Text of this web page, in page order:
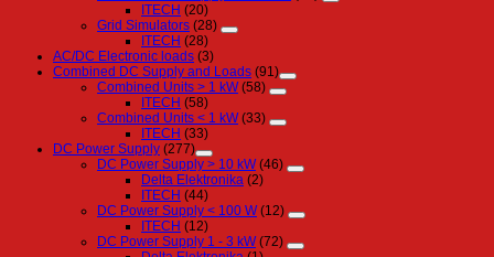
ITECH (20)
Grid Simulators (28)
ITECH (28)
AC/DC Electronic loads (3)
Combined DC Supply and Loads (91)
Combined Units > 1 kW (58)
ITECH (58)
Combined Units < 1 kW (33)
ITECH (33)
DC Power Supply (277)
DC Power Supply > 10 kW (46)
Delta Elektronika (2)
ITECH (44)
DC Power Supply < 100 W (12)
ITECH (12)
DC Power Supply 1 - 3 kW (72)